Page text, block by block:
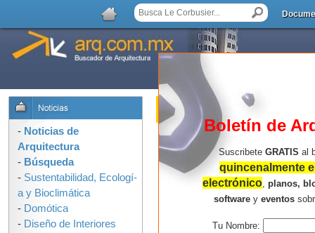
Noticias : Nuevo
Boletín de
Suscribete GRATIS al
quincenalmente
electrónico, planos,
softwarey eventos
Tu Nombre:
- Noticias de
Arquitectura
- Búsqueda
- Sustentabilidad, Ecologí­
a y Bioclimática
- Domótica
- Diseño de Interiores